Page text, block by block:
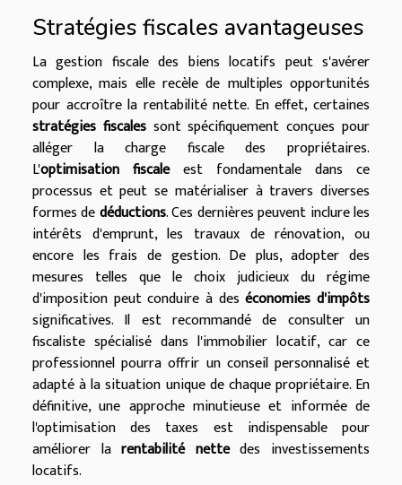
Stratégies fiscales avantageuses
La gestion fiscale des biens locatifs peut s'avérer
complexe, mais elle recèle de multiples opportunités
pour accroître la rentabilité nette. En effet, certaines
stratégies fiscalessont spécifiquement conçues pour
alléger la charge fiscale des propriétaires.
L'optimisation fiscaleest fondamentale dans ce
processus et peut se matérialiser à travers diverses
formes dedéductions. Ces dernières peuvent inclure les
intérêts d'emprunt, les travaux de rénovation, ou
encore les frais de gestion. De plus, adopter des
mesures telles que le choix judicieux du régime
d'imposition peut conduire à deséconomies d'impôts
significatives. Il est recommandé de consulter un
fiscaliste spécialisé dans l'immobilier locatif, car ce
professionnel pourra offrir un conseil personnalisé et
adapté à la situation unique de chaque propriétaire. En
définitive, une approche minutieuse et informée de
l'optimisation des taxes est indispensable pour
améliorer larentabilité nettedes investissements
locatifs.